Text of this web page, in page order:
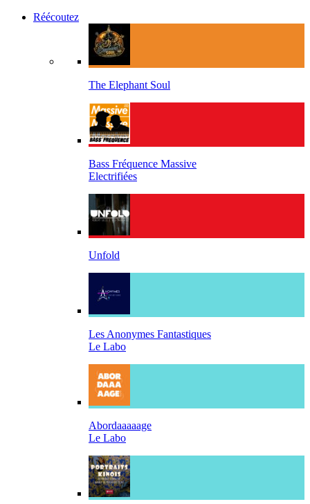
Réécoutez
The Elephant Soul
Bass Fréquence Massive
Electrifiées
Unfold
Les Anonymes Fantastiques
Le Labo
Abordaaaaage
Le Labo